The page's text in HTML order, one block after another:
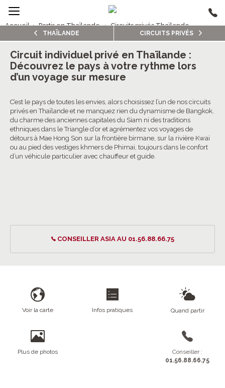
Accueil› Partir en Thaïlande› Circuits privés Thaïlande
2/5
Circuits privés Thaïlande
4.5/5 (20 avis clients)
Circuit individuel privé en Thaïlande :
Découvrez le pays à votre rythme lors
d’un voyage sur mesure
C’est le pays de toutes les envies, alors choisissez l’un de nos circuits
privés en Thaïlande et ne manquez rien du dynamisme de Bangkok,
du charme des anciennes capitales du Siam ni des traditions
ethniques dans le Triangle d’or et agrémentez vos voyages de
détours à Mae Hong Son sur la frontière birmane, sur la rivière Kwai
ou au pied des vestiges khmers de Phimai, toujours dans le confort
d’un véhicule particulier avec chauffeur et guide.
CONSEILLER ASIA AU 01.56.88.66.75
Voir la carte Infos pratiques Quand partir
Plus de photos
Conseiller :
01.56.88.66.75
THAÏLANDE CIRCUITS PRIVÉS